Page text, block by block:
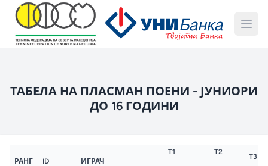
ТАБЕЛА НА ПЛАСМАН ПОЕНИ - ЈУНИОРИ
ДО 16 ГОДИНИ
РАНГ ID ИГРАЧ
T1 T2
T3